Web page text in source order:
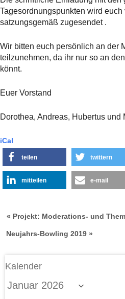
Tagesordnungspunkten wird euch
satzungsgemäß zugesendet .
Wir bitten euch persönlich an der
teilzunehmen, da ihr nur so an
könnt.
Euer Vorstand
Dorothea, Andreas, Hubertus und
iCal
teilen twittern
mitteilen e-mail
« Projekt: Moderations- und
Neujahrs-Bowling 2019 »
Kalender